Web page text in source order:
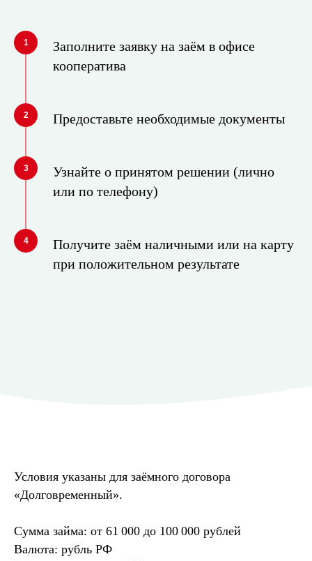
1
Заполните заявку на заём в офисе
кооператива
2 Предоставьте необходимые документы
3
Узнайте о принятом решении (лично
или по телефону)
4
Получите заём наличными или на карту
при положительном результате
Условия указаны для заёмного договора
«Долговременный».
Сумма займа: от 61 000 до 100 000 рублей
Валюта: рубль РФ